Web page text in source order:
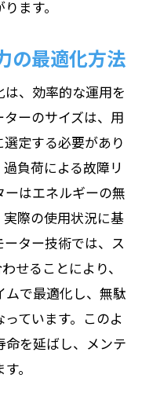
ます。
の最適化方法
、効率的な運用を
ーのサイズは、用
定する必要があり
負荷による故障リ
はエネルギーの無
際の使用状況に基
ター技術では、ス
せることにより、
ムで最適化し、無駄
ています。このよ
命を延ばし、メンテ
。